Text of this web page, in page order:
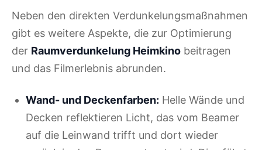
Neben den direkten Verdunkelungsmaßnahmen
gibt es weitere Aspekte, die zur Optimierung
der Raumverdunkelung Heimkino beitragen
und das Filmerlebnis abrunden.
Wand- und Deckenfarben: Helle Wände und
Decken reflektieren Licht, das vom Beamer
auf die Leinwand trifft und dort wieder